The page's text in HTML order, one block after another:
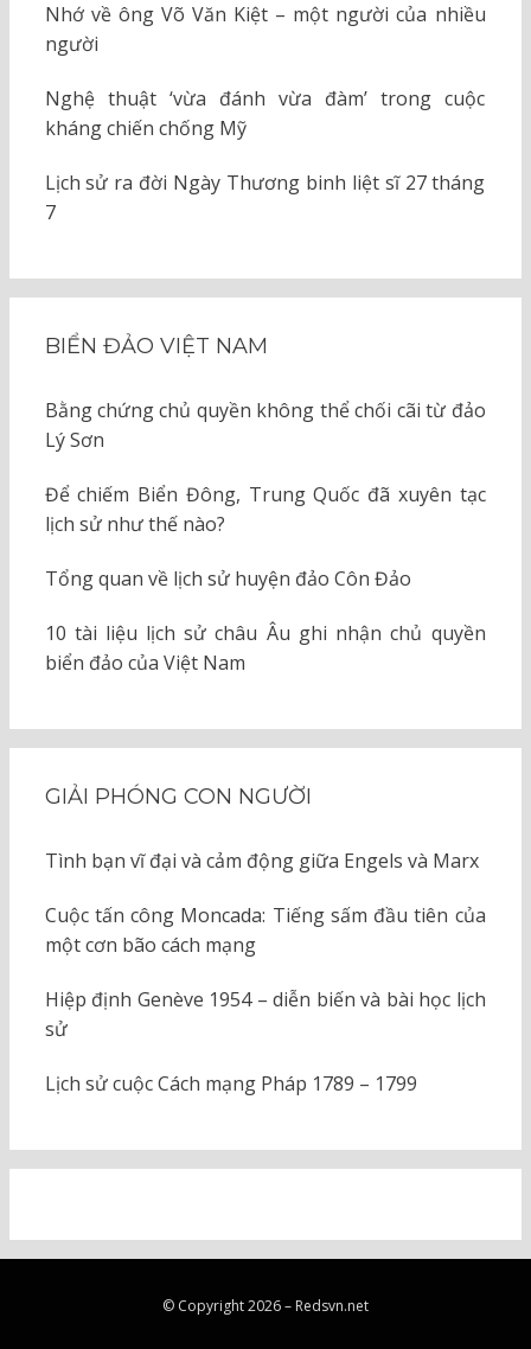
Nhớ về ông Võ Văn Kiệt – một người của nhiều
người
Nghệ thuật ‘vừa đánh vừa đàm’ trong cuộc
kháng chiến chống Mỹ
Lịch sử ra đời Ngày Thương binh liệt sĩ 27 tháng
7
BIỂN ĐẢO VIỆT NAM
Bằng chứng chủ quyền không thể chối cãi từ đảo
Lý Sơn
Để chiếm Biển Đông, Trung Quốc đã xuyên tạc
lịch sử như thế nào?
Tổng quan về lịch sử huyện đảo Côn Đảo
10 tài liệu lịch sử châu Âu ghi nhận chủ quyền
biển đảo của Việt Nam
GIẢI PHÓNG CON NGƯỜI
Tình bạn vĩ đại và cảm động giữa Engels và Marx
Cuộc tấn công Moncada: Tiếng sấm đầu tiên của
một cơn bão cách mạng
Hiệp định Genève 1954 – diễn biến và bài học lịch
sử
Lịch sử cuộc Cách mạng Pháp 1789 – 1799
© Copyright 2026 – Redsvn.net